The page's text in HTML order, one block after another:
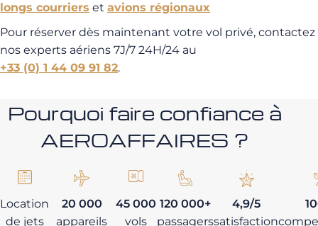
longs courriers et avions régionaux
Pour réserver dès maintenant votre vol privé, contactez
nos experts aériens 7J/7 24H/24 au
+33 (0) 1 44 09 91 82.
Pourquoi faire confiance à
AEROAFFAIRES ?
Location
de jets
20 000
appareils
45 000
vols
120 000+
passagers
4,9/5
satisfaction